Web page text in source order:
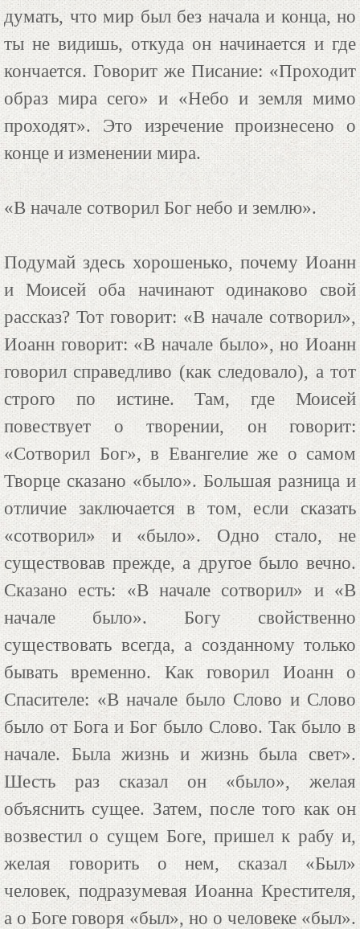
думать, что мир был без начала и конца, но
ты не видишь, откуда он начинается и где
кончается. Говорит же Писание: «Проходит
образ мира сего» и «Небо и земля мимо
проходят». Это изречение произнесено о
конце и изменении мира.
«В начале сотворил Бог небо и землю».
Подумай здесь хорошенько, почему Иоанн
и Моисей оба начинают одинаково свой
рассказ? Тот говорит: «В начале сотворил»,
Иоанн говорит: «В начале было», но Иоанн
говорил справедливо (как следовало), а тот
строго по истине. Там, где Моисей
повествует о творении, он говорит:
«Сотворил Бог», в Евангелие же о самом
Творце сказано «было». Большая разница и
отличие заключается в том, если сказать
«сотворил» и «было». Одно стало, не
существовав прежде, а другое было вечно.
Сказано есть: «В начале сотворил» и «В
начале было». Богу свойственно
существовать всегда, а созданному только
бывать временно. Как говорил Иоанн о
Спасителе: «В начале было Слово и Слово
было от Бога и Бог было Слово. Так было в
начале. Была жизнь и жизнь была свет».
Шесть раз сказал он «было», желая
объяснить сущее. Затем, после того как он
возвестил о сущем Боге, пришел к рабу и,
желая говорить о нем, сказал «Был»
человек, подразумевая Иоанна Крестителя,
а о Боге говоря «был», но о человеке «был».